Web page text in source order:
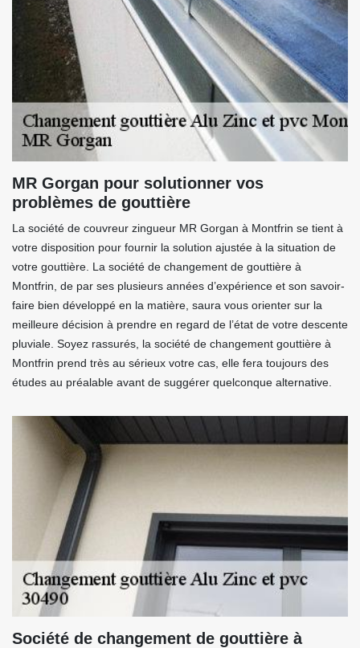
MR Gorgan pour solutionner vos
problèmes de gouttière
La société de couvreur zingueur MR Gorgan à Montfrin se tient à
votre disposition pour fournir la solution ajustée à la situation de
votre gouttière. La société de changement de gouttière à
Montfrin, de par ses plusieurs années d’expérience et son savoir-
faire bien développé en la matière, saura vous orienter sur la
meilleure décision à prendre en regard de l’état de votre descente
pluviale. Soyez rassurés, la société de changement gouttière à
Montfrin prend très au sérieux votre cas, elle fera toujours des
études au préalable avant de suggérer quelconque alternative.
Société de changement de gouttière à